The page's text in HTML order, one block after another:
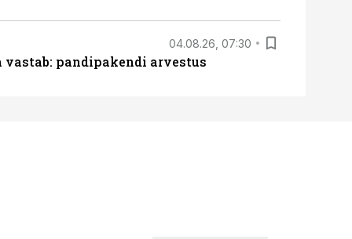
04.08.26, 07:30
vastab: pandipakendi arvestus